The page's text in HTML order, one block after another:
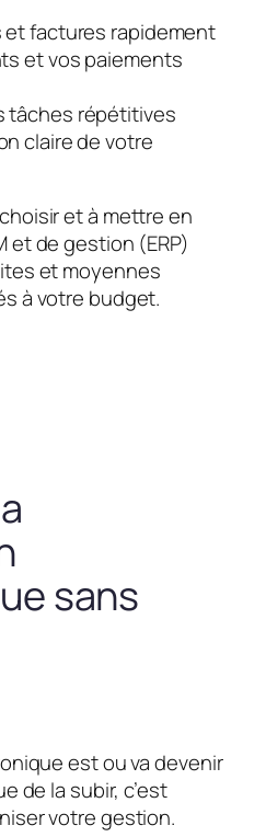
et factures rapidement
et vos paiements
tâches répétitives
claire de votre
et à mettre en
et de gestion (ERP)
et moyennes
à votre budget.
sans
est ou va devenir
de la subir, c’est
votre gestion.